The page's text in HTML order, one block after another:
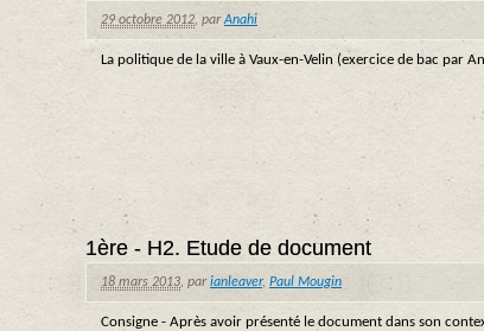
29 octobre 2012, parAnahi
La politique de la ville à Vaux-en-Velin (exercice de bac par
1ère - H2. Etude de document
18 mars 2013, par ianleaver, Paul Mougin
Consigne - Après avoir présenté le document dans son